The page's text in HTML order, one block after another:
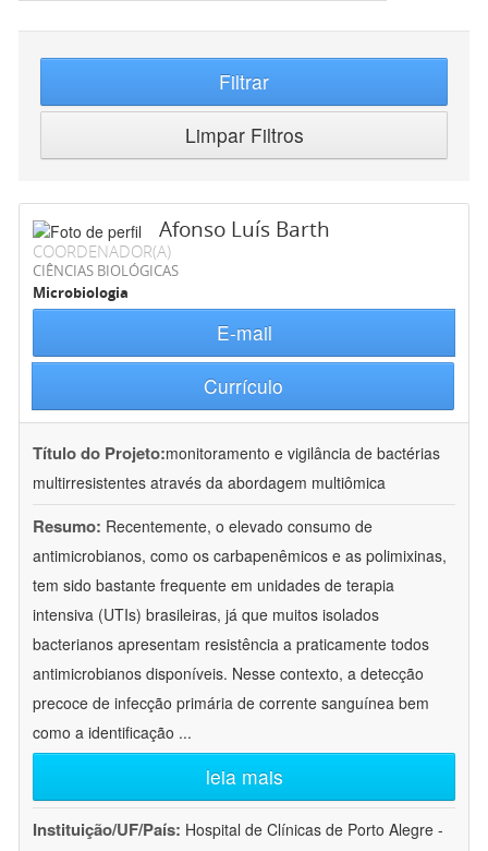
Filtrar
Limpar Filtros
Afonso Luís Barth
COORDENADOR(A)
CIÊNCIAS BIOLÓGICAS
Microbiologia
E-mail
Currículo
Título do Projeto:monitoramento e vigilância de bactérias
multirresistentes através da abordagem multiômica
Resumo: Recentemente, o elevado consumo de
antimicrobianos, como os carbapenêmicos e as polimixinas,
tem sido bastante frequente em unidades de terapia
intensiva (UTIs) brasileiras, já que muitos isolados
bacterianos apresentam resistência a praticamente todos
antimicrobianos disponíveis. Nesse contexto, a detecção
precoce de infecção primária de corrente sanguínea bem
como a identificação ...
leia mais
Instituição/UF/País: Hospital de Clínicas de Porto Alegre -